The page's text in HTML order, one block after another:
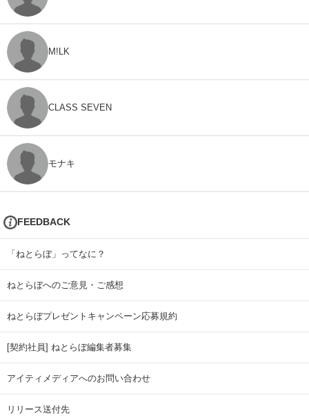
M!LK
CLASS SEVEN
モナキ
FEEDBACK
「ねとらぼ」ってなに？
ねとらぼへのご意見・ご感想
ねとらぼプレゼントキャンペーン応募規約
[契約社員] ねとらぼ編集者募集
アイティメディアへのお問い合わせ
リリース送付先